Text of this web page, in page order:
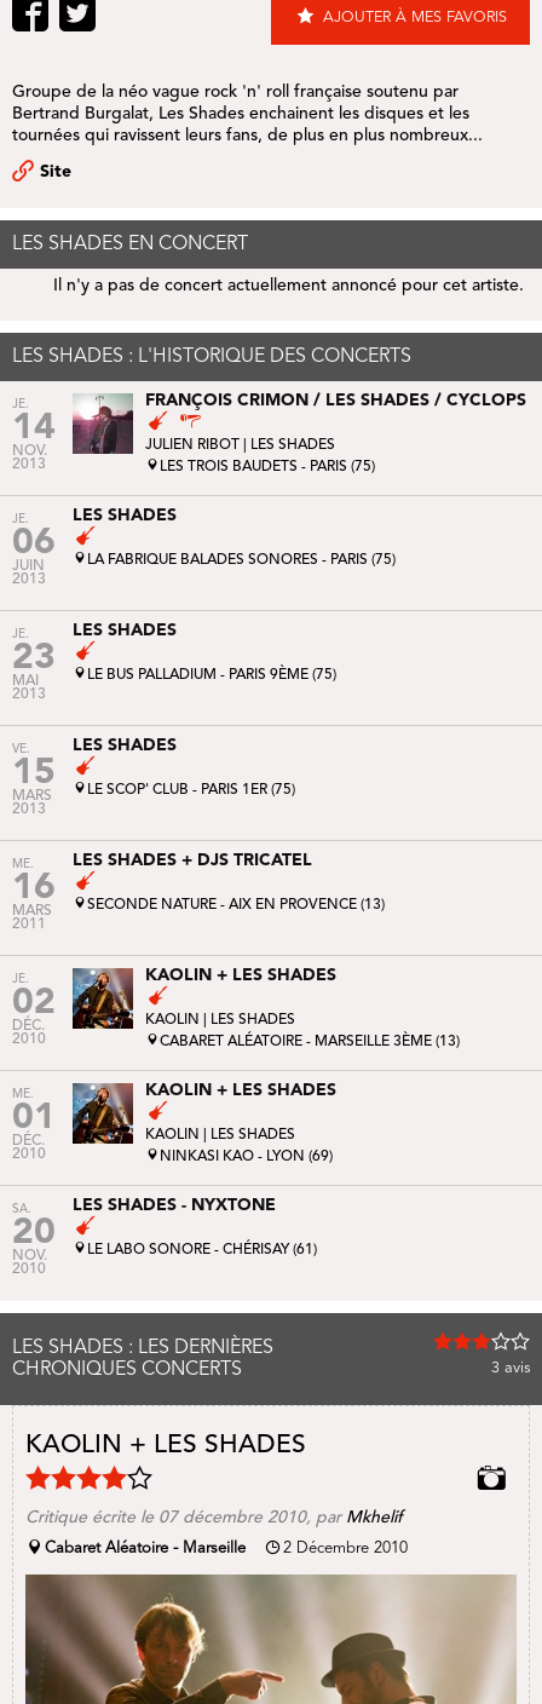
AJOUTER À MES FAVORIS
Groupe de la néo vague rock 'n' roll française soutenu par
Bertrand Burgalat, Les Shades enchainent les disques et les
tournées qui ravissent leurs fans, de plus en plus nombreux...
Site
LES SHADES EN CONCERT
Il n'y a pas de concert actuellement annoncé pour cet artiste.
LES SHADES : L'HISTORIQUE DES CONCERTS
JE.
14
NOV.
2013
FRANÇOIS CRIMON / LES SHADES / CYCLOPS
JULIEN RIBOT
| LES SHADES
LES TROIS BAUDETS - PARIS (75)
JE.
06
JUIN
2013
LES SHADES
LA FABRIQUE BALADES SONORES - PARIS (75)
JE.
23
MAI
2013
LES SHADES
LE BUS PALLADIUM - PARIS 9ÈME (75)
VE.
15
MARS
2013
LES SHADES
LE SCOP' CLUB - PARIS 1ER (75)
ME.
16
MARS
2011
LES SHADES + DJS TRICATEL
SECONDE NATURE - AIX EN PROVENCE (13)
JE.
02
DÉC.
2010
KAOLIN + LES SHADES
KAOLIN
| LES SHADES
CABARET ALÉATOIRE - MARSEILLE 3ÈME (13)
ME.
01
DÉC.
2010
KAOLIN + LES SHADES
KAOLIN
| LES SHADES
NINKASI KAO - LYON (69)
SA.
20
NOV.
2010
LES SHADES - NYXTONE
LE LABO SONORE - CHÉRISAY (61)
LES SHADES : LES DERNIÈRES
CHRONIQUES CONCERTS
3 avis
KAOLIN + LES SHADES
Critique écrite le 07 décembre 2010, par Mkhelif
Cabaret Aléatoire - Marseille 2 Décembre 2010